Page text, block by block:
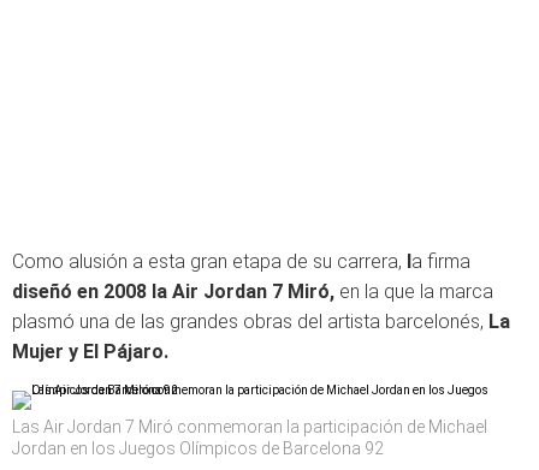
Como alusión a esta gran etapa de su carrera, la firma
diseñó en 2008 la Air Jordan 7 Miró, en la que la marca
plasmó una de las grandes obras del artista barcelonés, La
Mujer y El Pájaro.
Las Air Jordan 7 Miró conmemoran la participación de Michael
Jordan en los Juegos Olímpicos de Barcelona 92